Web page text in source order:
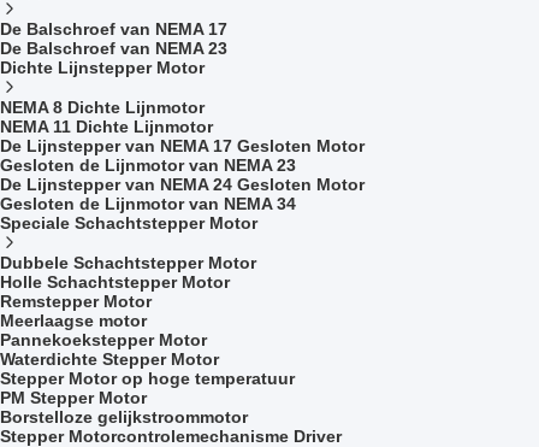
De Balschroef van NEMA 17
De Balschroef van NEMA 23
Dichte Lijnstepper Motor
NEMA 8 Dichte Lijnmotor
NEMA 11 Dichte Lijnmotor
De Lijnstepper van NEMA 17 Gesloten Motor
Gesloten de Lijnmotor van NEMA 23
De Lijnstepper van NEMA 24 Gesloten Motor
Gesloten de Lijnmotor van NEMA 34
Speciale Schachtstepper Motor
Dubbele Schachtstepper Motor
Holle Schachtstepper Motor
Remstepper Motor
Meerlaagse motor
Pannekoekstepper Motor
Waterdichte Stepper Motor
Stepper Motor op hoge temperatuur
PM Stepper Motor
Borstelloze gelijkstroommotor
Stepper Motorcontrolemechanisme Driver